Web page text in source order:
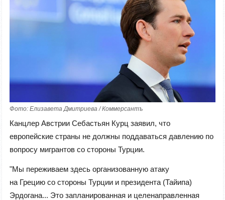
Фото: Елизавета Дмитриева / Коммерсантъ
Канцлер Австрии Себастьян Курц заявил, что
европейские страны не должны поддаваться давлению по
вопросу мигрантов со стороны Турции.
"Мы переживаем здесь организованную атаку
на Грецию со стороны Турции и президента (Тайипа)
Эрдогана... Это запланированная и целенаправленная